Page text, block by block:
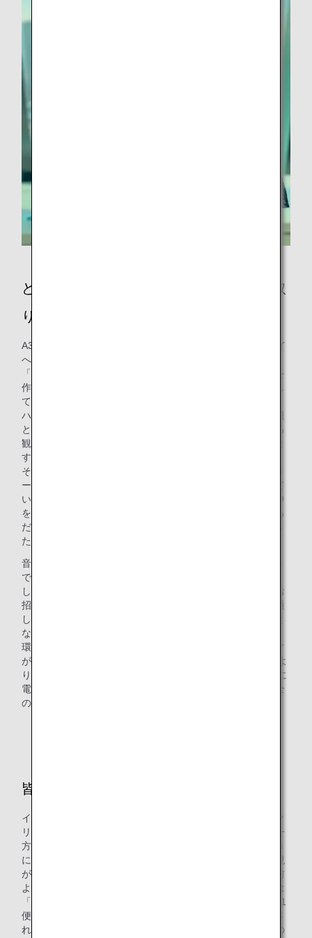
どのような想いを持ってこのイベントに取
り組まれましたか
A380「FLYING HONU」のハワイ再就航をきっかけにハワイ
への経済的貢献だけではなく、イベントを通じてハワイの
「文化継承」「環境保全」をテーマとした持続可能な交流を
作り上げ、未来に向けて現地とともにサステナブルに成長し
ていくことを目指して取り組んできました。
ハワイではパンデミック以前よりオーバーツーリズムが問題
となっていました。今後は、集客とともにどれだけ秩序ある
観光を促すことができるのか試されているのだと考えていま
す。
そこでMalama Hawaii（*3）の精神をプロモーションし、ロ
ーカルコミュニティに還元できるアクティビティを増やして
いきたいと強く思っています。私たちのHONU＝海の守り神
を通じ、単に日本のお客さまをたくさんハワイにお連れする
だけではなく、Malama Hawaiiの精神も日本から運んでいき
たいと思っています。
音楽教室のプログラムは、「ANA ʻAha Mele」の目的の一つ
であるお子様への教育やDEIを具現化したいと考え実施いた
しました。日頃よりANAが活動を応援している辻井さんをお
招きし、国籍・人種・言語・障がい等に関係なくピアノを通
して交流を深め、音楽でつながる喜びを体現するイベントと
なりました。
環境保全を目的とした植樹活動はオーソドックスな活動です
が、2019年から継続しております。また、パンデミック前よ
り現地支店によるビーチクリーンやAMC会員の皆さま向けに
電気バスをワイキキ＝アラモアナ間で導入するなど環境保全
の取り組みを継続してまいります。
皆さまにメッセージをお願いします
イベントの実施による相互交流人口の拡大、植樹、ビーチク
リーンや電気バス導入による環境への配慮は継続していく一
方で、今後、渡航者数がパンデミック前以上に回復するとき
にはリジェネラティブ・ツーリズム（再生型の観光）の実現
が大きなミッションであると考えています。ハワイに来る前
よりも、去る時のほうがなにかが良くなっている。日本には
「立つ鳥跡を濁さず」という諺がありますが、私たちの1便1
便がハワイに降り立つたびに、何かがきれいになる、再生さ
れる。そんな観光を実践できるように取り組んで参りますの